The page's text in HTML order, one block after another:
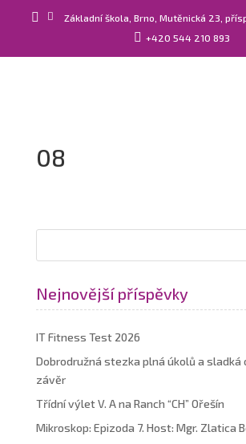
  Základní škola, Brno, Mutěnická 23,
 +420 544 210 893
08
Nejnovější příspěvky
IT Fitness Test 2026
Dobrodružná stezka plná úkolů a sladká
závěr
Třídní výlet V. A na Ranch “CH” Ořešín
Mikroskop: Epizoda 7. Host: Mgr. Zlatica